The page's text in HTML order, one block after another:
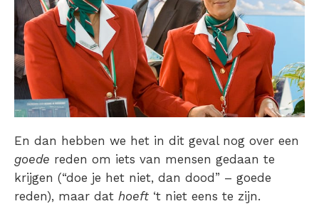
En dan hebben we het in dit geval nog over een
goede reden om iets van mensen gedaan te
krijgen (“doe je het niet, dan dood” – goede
reden), maar dat hoeft ‘t niet eens te zijn.